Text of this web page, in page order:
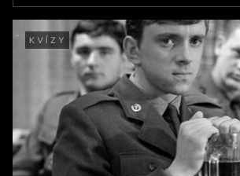
KVÍZY